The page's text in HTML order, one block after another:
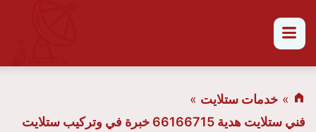
خدمات ستلايت
فني ستلايت هدية 66166715 خبرة في وتركيب ستلايت